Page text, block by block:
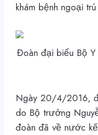
khám bệnh ngoại
Đoàn đại biểu Bộ
Ngày 20/4/2016,
do Bộ trưởng
đoàn đã về nước